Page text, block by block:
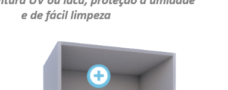
LATERAIS